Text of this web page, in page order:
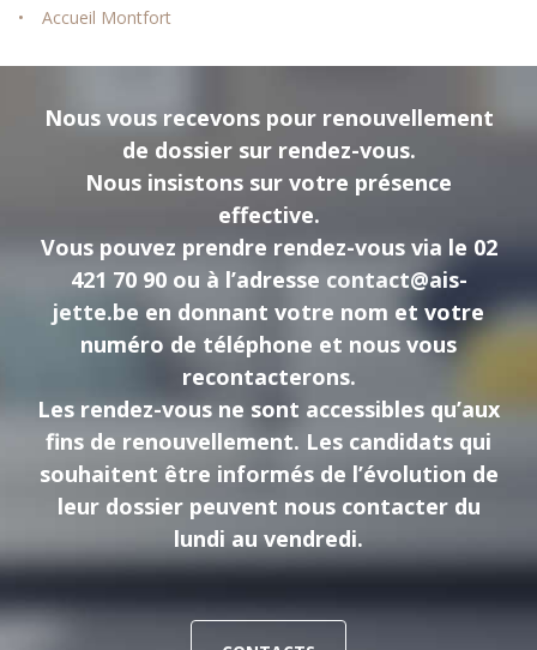
Accueil Montfort
Nous vous recevons pour renouvellement
de dossier sur rendez-vous.
Nous insistons sur votre présence
effective.
Vous pouvez prendre rendez-vous via le 02
421 70 90 ou à l’adresse contact@ais-
jette.be en donnant votre nom et votre
numéro de téléphone et nous vous
recontacterons.
Les rendez-vous ne sont accessibles qu’aux
fins de renouvellement. Les candidats qui
souhaitent être informés de l’évolution de
leur dossier peuvent nous contacter du
lundi au vendredi.